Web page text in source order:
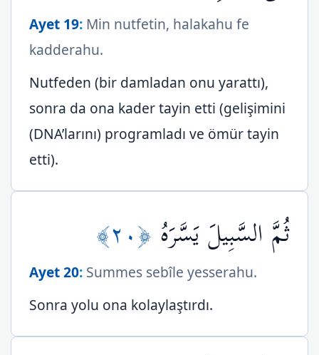
Ayet 19: Min nutfetin, halakahu fe
kadderahu.
Nutfeden (bir damladan onu yarattı),
sonra da ona kader tayin etti (gelişimini
(DNA’larını) programladı ve ömür tayin
etti).
ثُمَّ السَّبِيلَ يَسَّرَهُ ﴿٢٠﴾
Ayet 20: Summes sebîle yesserahu.
Sonra yolu ona kolaylaştırdı.